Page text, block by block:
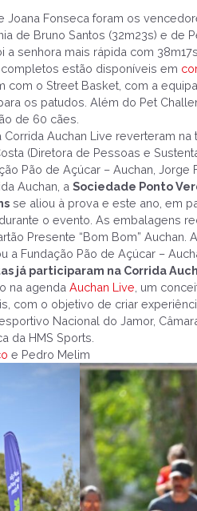
Joana Fonseca foram os
de Bruno Santos (32m23s) e de
senhora mais rápida com
estão disponíveis em
com o Street Basket, com a
os patudos. Além do Pet
de 60 cães.
Corrida Auchan Live reverteram
(Diretora de Pessoas e
Pão de Açúcar – Auchan, Jorge
Auchan, a Sociedade Ponto
se aliou à prova e este ano, em
o evento. As embalagens
Presente “Bom Bom” Auchan. A
Fundação Pão de Açúcar –
já participaram na Corrida
na agenda Auchan Live , um
com o objetivo de criar
Nacional do Jamor,
da HMS Sports.
e Pedro Melim